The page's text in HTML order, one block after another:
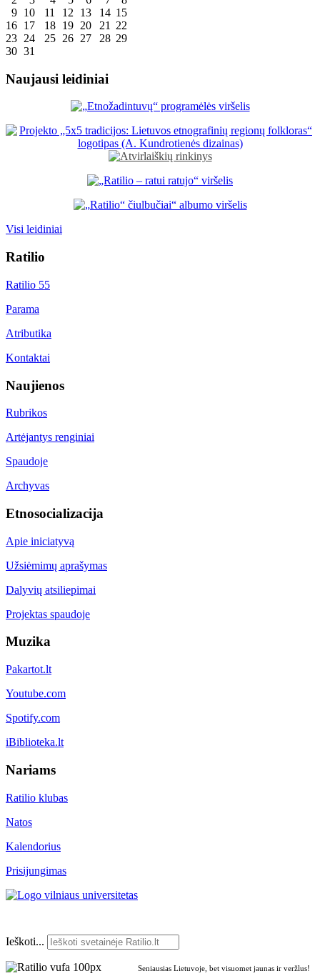
9 10 11 12 13 14 15
16 17 18 19 20 21
22
23 24 25 26 27 28 29
30 31
Naujausi leidiniai
Visi leidiniai
Ratilio
Ratilio 55
Parama
Atributika
Kontaktai
Naujienos
Rubrikos
Artėjantys renginiai
Spaudoje
Archyvas
Etnosocializacija
Apie iniciatyvą
Užsiėmimų aprašymas
Dalyvių atsiliepimai
Projektas spaudoje
Muzika
Pakartot.lt
Youtube.com
Spotify.com
iBiblioteka.lt
Nariams
Ratilio klubas
Natos
Kalendorius
Prisijungimas
Ieškoti...
Seniausias Lietuvoje, bet visuomet jaunas ir veržlus!